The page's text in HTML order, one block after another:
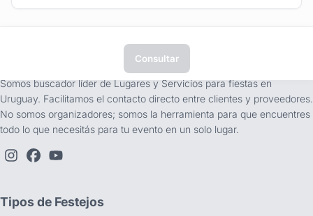
Consultar
Somos buscador líder de Lugares y Servicios para fiestas en
Uruguay. Facilitamos el contacto directo entre clientes y proveedores.
No somos organizadores; somos la herramienta para que encuentres
todo lo que necesitás para tu evento en un solo lugar.
Tipos de Festejos